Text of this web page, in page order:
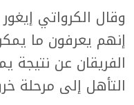
وقال الكرواتي
إنهم يعرفون ما
الفريقان عن
التأهل إلى مرحلة